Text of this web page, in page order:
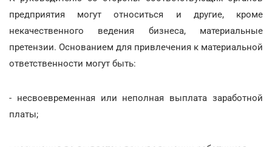
предприятия могут относиться и другие, кроме
некачественного ведения бизнеса, материальные
претензии. Основанием для привлечения к материальной
ответственности могут быть:
- несвоевременная или неполная выплата заработной
платы;